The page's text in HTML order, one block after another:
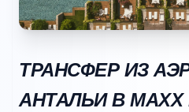
ТРАНСФЕР ИЗ
АНТАЛЬИ В MAXX